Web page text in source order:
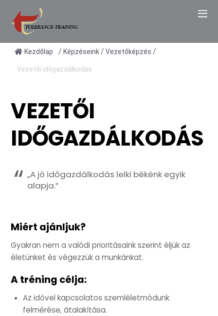
Kezdőlap / Képzéseink / Vezetőképzés /
Vezetői időgazdálkodás
VEZETŐI
IDŐGAZDÁLKODÁS
„A jó időgazdálkodás lelki békénk egyik
alapja.”
Miért ajánljuk?
Gyakran nem a valódi prioritásaink szerint éljük az
életünket és végezzük a munkánkat.
A tréning célja:
Az idővel kapcsolatos szemléletmódunk
felmérése, átalakítása.